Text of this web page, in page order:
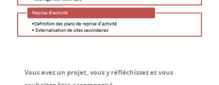
Vous avez un projet, vous y réfléchissez et vous